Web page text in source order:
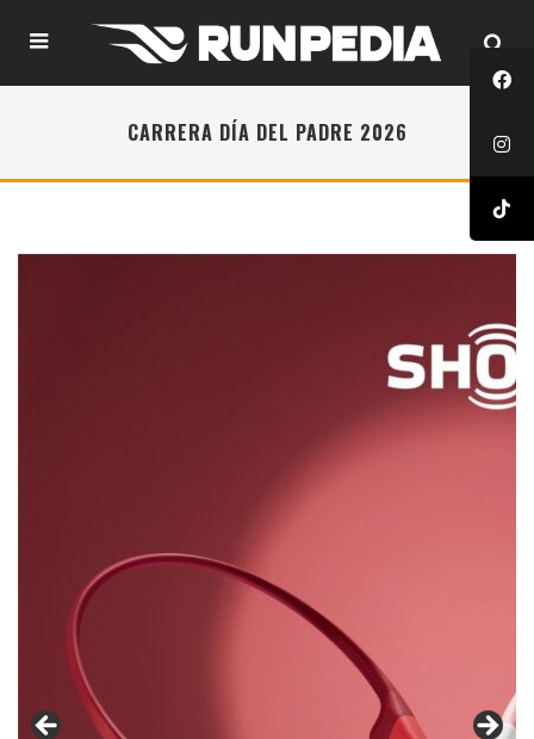
CARRERA DÍA DEL PADRE 2026